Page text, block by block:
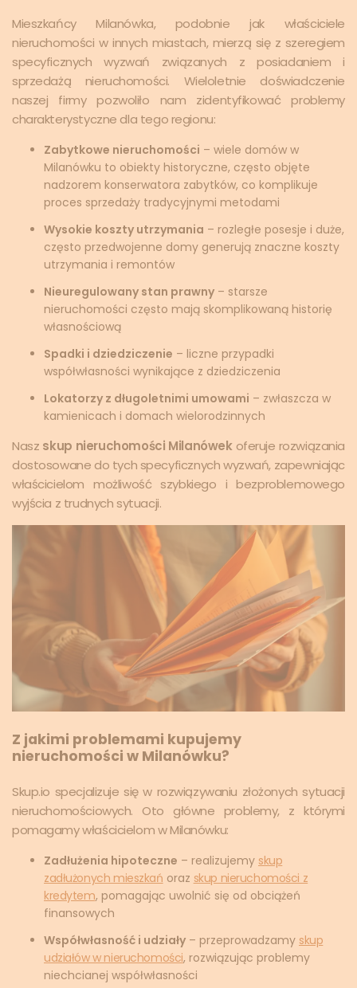
Mieszkańcy Milanówka, podobnie jak właściciele
nieruchomości w innych miastach, mierzą się z szeregiem
specyficznych wyzwań związanych z posiadaniem i
sprzedażą nieruchomości. Wieloletnie doświadczenie
naszej firmy pozwoliło nam zidentyfikować problemy
charakterystyczne dla tego regionu:
Zabytkowe nieruchomości – wiele domów w
Milanówku to obiekty historyczne, często objęte
nadzorem konserwatora zabytków, co komplikuje
proces sprzedaży tradycyjnymi metodami
Wysokie koszty utrzymania – rozległe posesje i duże,
często przedwojenne domy generują znaczne koszty
utrzymania i remontów
Nieuregulowany stan prawny – starsze
nieruchomości często mają skomplikowaną historię
własnościową
Spadki i dziedziczenie – liczne przypadki
współwłasności wynikające z dziedziczenia
Lokatorzy z długoletnimi umowami – zwłaszcza w
kamienicach i domach wielorodzinnych
Nasz skup nieruchomości Milanówek oferuje rozwiązania
dostosowane do tych specyficznych wyzwań, zapewniając
właścicielom możliwość szybkiego i bezproblemowego
wyjścia z trudnych sytuacji.
Z jakimi problemami kupujemy
nieruchomości w Milanówku?
Skup.io specjalizuje się w rozwiązywaniu złożonych sytuacji
nieruchomościowych. Oto główne problemy, z którymi
pomagamy właścicielom w Milanówku:
Zadłużenia hipoteczne – realizujemy skup
zadłużonych mieszkań oraz skup nieruchomości z
kredytem, pomagając uwolnić się od obciążeń
finansowych
Współwłasność i udziały – przeprowadzamy skup
udziałów w nieruchomości, rozwiązując problemy
niechcianej współwłasności